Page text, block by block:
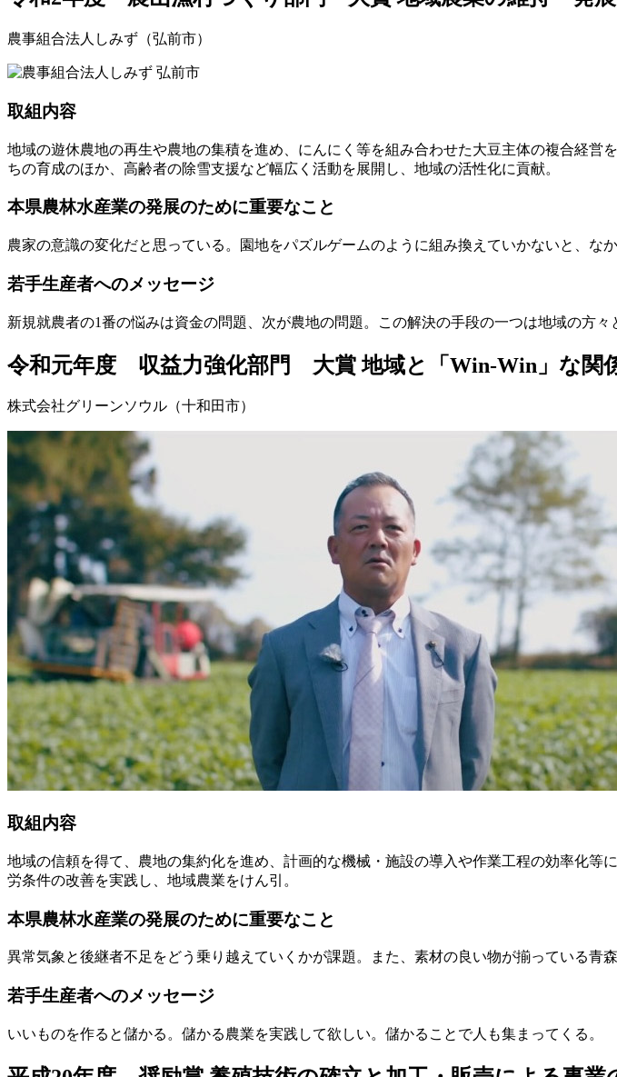
農事組合法人しみず（弘前市）
取組内容
地域の遊休農地の再生や農地の集積を進め、にんにく等を組み合わせた大豆主体の複合経
ちの育成のほか、高齢者の除雪支援など幅広く活動を展開し、地域の活性化に貢献。
本県農林水産業の発展のために重要なこと
農家の意識の変化だと思っている。園地をパズルゲームのように組み換えていかないと、な
若手生産者へのメッセージ
新規就農者の1番の悩みは資金の問題、次が農地の問題。この解決の手段の一つは地域の方
令和元年度 収益力強化部門 大賞地域と「Win-Win」な関
株式会社グリーンソウル（十和田市）
取組内容
地域の信頼を得て、農地の集約化を進め、計画的な機械・施設の導入や作業工程の効率化
労条件の改善を実践し、地域農業をけん引。
本県農林水産業の発展のために重要なこと
異常気象と後継者不足をどう乗り越えていくかが課題。また、素材の良い物が揃っている青
若手生産者へのメッセージ
いいものを作ると儲かる。儲かる農業を実践して欲しい。儲かることで人も集まってくる。